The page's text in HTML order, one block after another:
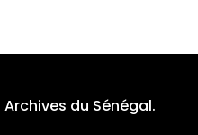
Archives du Sénégal.